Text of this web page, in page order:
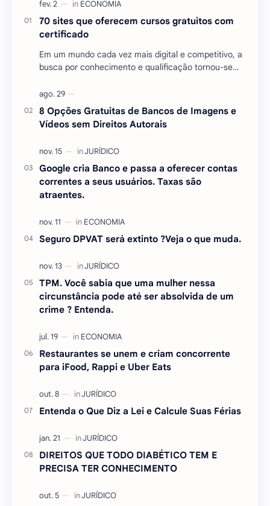
70 sites que oferecem cursos gratuitos com
certificado
Em um mundo cada vez mais digital e competitivo, a
busca por conhecimento e qualificação tornou-se
…
8 Opções Gratuitas de Bancos de Imagens e
Vídeos sem Direitos Autorais
Google cria Banco e passa a oferecer contas
correntes a seus usuários. Taxas são
atraentes.
Seguro DPVAT será extinto ?Veja o que muda.
TPM. Você sabia que uma mulher nessa
circunstância pode até ser absolvida de um
crime ? Entenda.
Restaurantes se unem e criam concorrente
para iFood, Rappi e Uber Eats
Entenda o Que Diz a Lei e Calcule Suas Férias
DIREITOS QUE TODO DIABÉTICO TEM E
PRECISA TER CONHECIMENTO